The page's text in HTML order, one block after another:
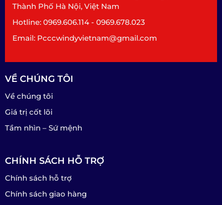
Thành Phố Hà Nội, Việt Nam
Hotline: 0969.606.114 - 0969.678.023
Email: Pcccwindyvietnam@gmail.com
VỀ CHÚNG TÔI
Về chúng tôi
Giá trị cốt lõi
Tầm nhìn – Sứ mệnh
CHÍNH SÁCH HỖ TRỢ
Chính sách hỗ trợ
Chính sách giao hàng